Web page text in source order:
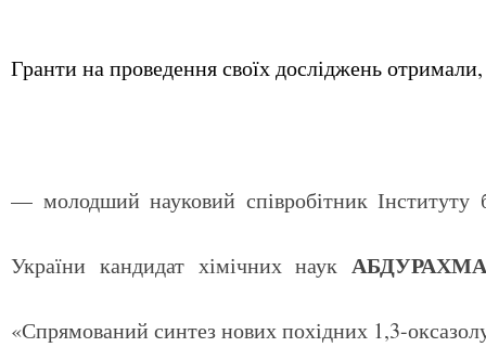
Гранти на проведення своїх досліджень
— молодший науковий співробітник Інституту
України кандидат хімічних наук
«Спрямований синтез нових похідних 1,3-